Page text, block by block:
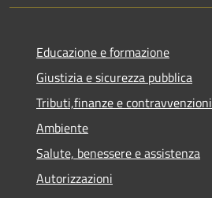
Educazione e formazione
Giustizia e sicurezza pubblica
Tributi,finanze e contravvenzioni
Ambiente
Salute, benessere e assistenza
Autorizzazioni